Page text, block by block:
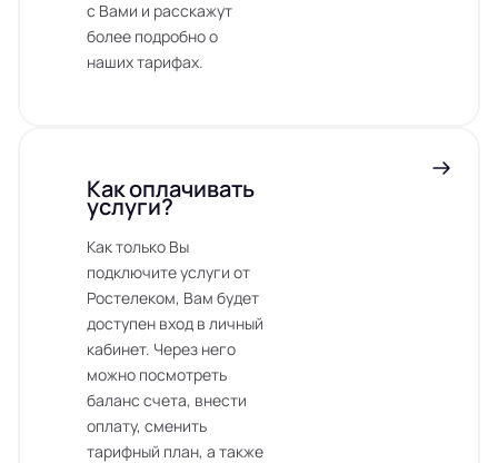
с Вами и расскажут
более подробно о
наших тарифах.
Как оплачивать
услуги?
Как только Вы
подключите услуги от
Ростелеком, Вам будет
доступен вход в личный
кабинет. Через него
можно посмотреть
баланс счета, внести
оплату, сменить
тарифный план, а также